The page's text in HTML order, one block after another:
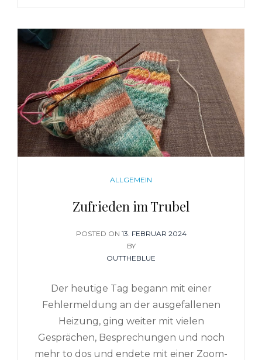
CATEGORIES
ALLGEMEIN
Zufrieden im Trubel
POSTED ON POSTED
ON
13. FEBRUAR 2024
BY
OUTTHEBLUE
Der heutige Tag begann mit einer
Fehlermeldung an der ausgefallenen
Heizung, ging weiter mit vielen
Gesprächen, Besprechungen und noch
mehr to dos und endete mit einer Zoom-